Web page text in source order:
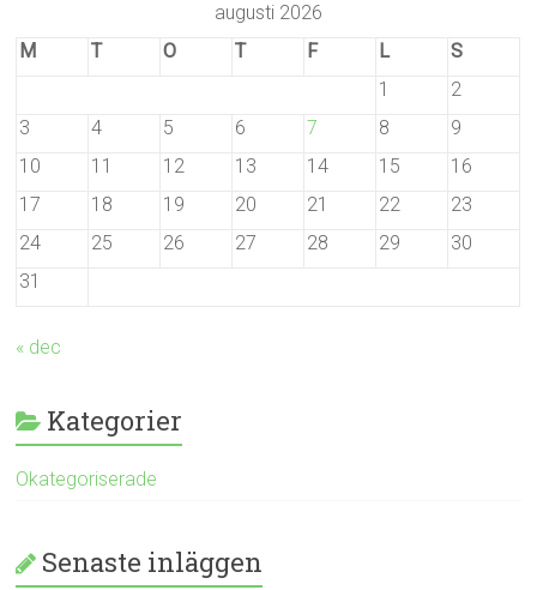
augusti 2026
M
T O T F L
S
1
2
3
4 5 6 7 8
9
10
11 12 13 14 15
16
17
18 19 20 21 22
23
24
25 26 27 28 29
30
31
« dec
Kategorier
Okategoriserade
Senaste inläggen